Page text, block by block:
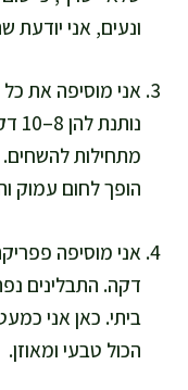
ונעים, אני יודעת
אני מוסיפה את
מתחילות
הופך לחום עמוק
אני מוסיפה
דקה. התבלינים
ביתי. כאן אני
הכול טבעי ומאוזן.